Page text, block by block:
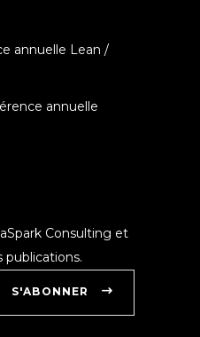
annuelle Lean /
annuelle
Consulting et
publications.
S'ABONNER